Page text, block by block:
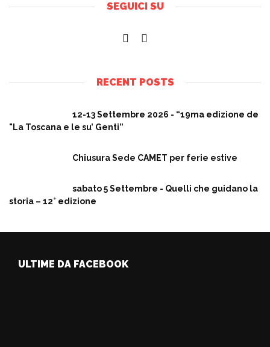
SEGUICI SU
RECENT POSTS
12-13 Settembre 2026 - “19ma edizione de
"La Toscana e le su’ Genti”
Chiusura Sede CAMET per ferie estive
sabato 5 Settembre - Quelli che guidano la
storia – 12° edizione
ULTIME DA FACEBOOK